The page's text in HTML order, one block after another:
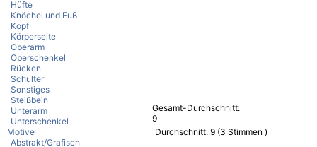
Hüfte
Knöchel und Fuß
Kopf
Körperseite
Oberarm
Oberschenkel
Rücken
Schulter
Sonstiges
Steißbein
Unterarm
Unterschenkel
Motive
Abstrakt/Grafisch
Gesamt-Durchschnitt:
9
Durchschnitt: 9 (3 Stimmen )